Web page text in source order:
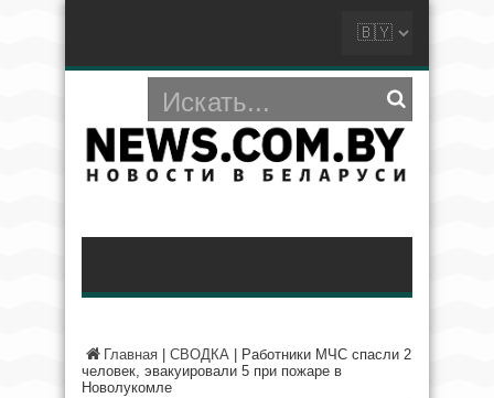
Главная СВОДКА
Работники МЧС спасли 2
человек, эвакуировали 5 при пожаре в
Новолукомле